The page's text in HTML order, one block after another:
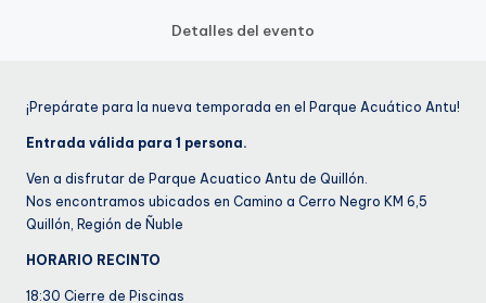
Detalles del evento
¡Prepárate para la nueva temporada en el Parque Acuático Antu!
Entrada válida para 1 persona.
Ven a disfrutar de Parque Acuatico Antu de Quillón.
Nos encontramos ubicados en Camino a Cerro Negro KM 6,5
Quillón, Región de Ñuble
HORARIO RECINTO
18:30 Cierre de Piscinas